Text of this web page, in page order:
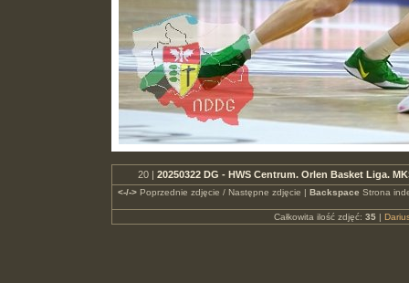
20 | 20250322 DG - HWS Centrum. Orlen Basket Liga.
<-/->Poprzednie zdjęcie / Następne zdjęcie | Backspace Strona
Całkowita ilość zdjęć: 35|